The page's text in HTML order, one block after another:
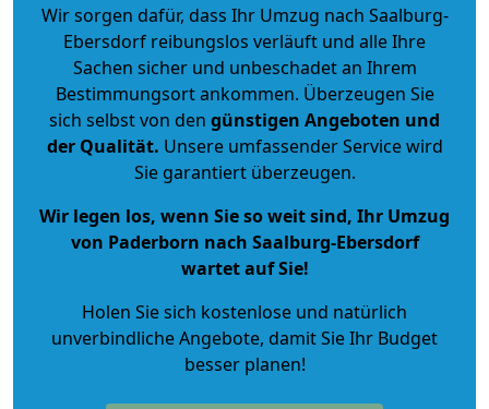
Wir sorgen dafür, dass Ihr Umzug nach Saalburg-
Ebersdorf reibungslos verläuft und alle Ihre
Sachen sicher und unbeschadet an Ihrem
Bestimmungsort ankommen. Überzeugen Sie
sich selbst von den günstigen Angeboten und
der Qualität. Unsere umfassender Service wird
Sie garantiert überzeugen.
Wir legen los, wenn Sie so weit sind, Ihr Umzug
von Paderborn nach Saalburg-Ebersdorf
wartet auf Sie!
Holen Sie sich kostenlose und natürlich
unverbindliche Angebote, damit Sie Ihr Budget
besser planen!